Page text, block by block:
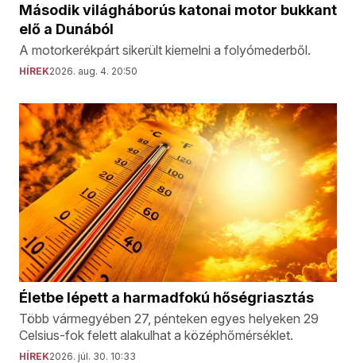
Második világháborús katonai motor bukkant
elő a Dunából
A motorkerékpárt sikerült kiemelni a folyómederből.
HÍREK2026. aug. 4. 20:50
Életbe lépett a harmadfokú hőségriasztás
Több vármegyében 27, pénteken egyes helyeken 29
Celsius-fok felett alakulhat a középhőmérséklet.
HÍREK2026. júl. 30. 10:33